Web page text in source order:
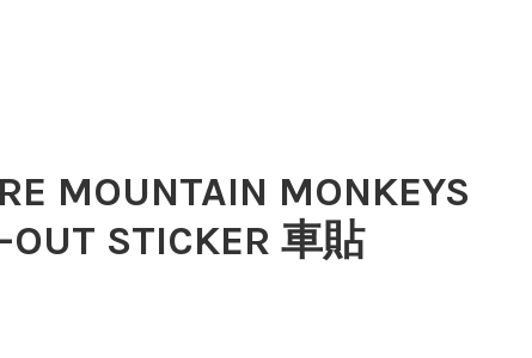
MOUNTAIN MONKEYS
STICKER 車貼